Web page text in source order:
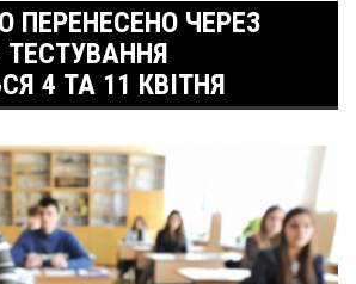
ПЕРЕНЕСЕНО ЧЕРЕЗ
4 ТА 11 КВІТНЯ